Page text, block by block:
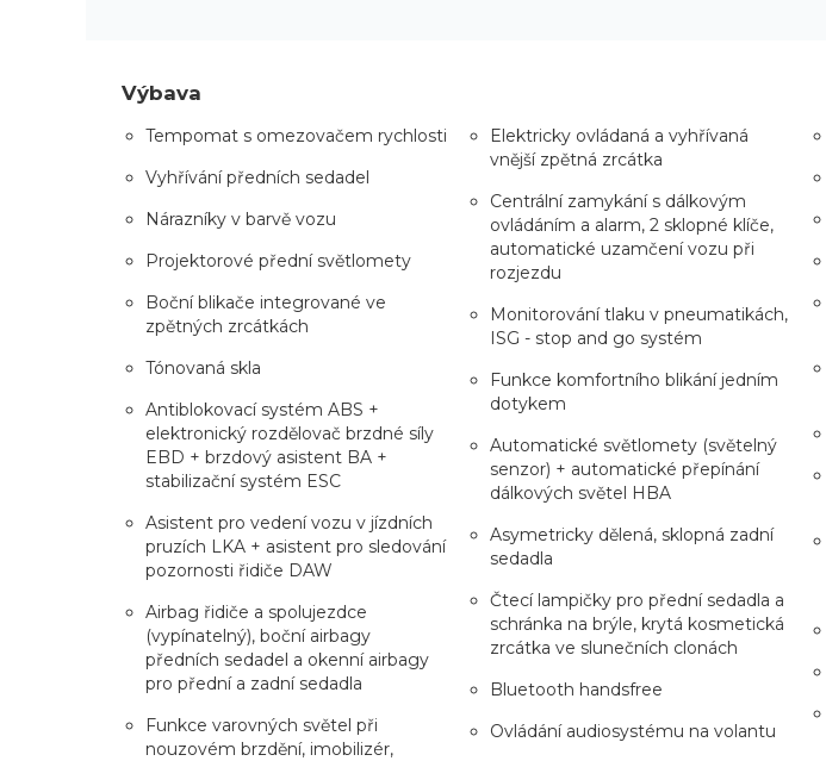
Výbava
Tempomat s omezovačem rychlosti
Vyhřívání předních sedadel
Nárazníky v barvě vozu
Projektorové přední světlomety
Boční blikače integrované ve
zpětných zrcátkách
Tónovaná skla
Antiblokovací systém ABS +
elektronický rozdělovač brzdné síly
EBD + brzdový asistent BA +
stabilizační systém ESC
Asistent pro vedení vozu v jízdních
pruzích LKA + asistent pro sledování
pozornosti řidiče DAW
Airbag řidiče a spolujezdce
(vypínatelný), boční airbagy
předních sedadel a okenní airbagy
pro přední a zadní sedadla
Funkce varovných světel při
nouzovém brzdění, imobilizér,
Elektricky ovládaná a vyhřívaná
vnější zpětná zrcátka
Centrální zamykání s dálkovým
ovládáním a alarm, 2 sklopné klíče,
automatické uzamčení vozu při
rozjezdu
Monitorování tlaku v pneumatikách,
ISG - stop and go systém
Funkce komfortního blikání jedním
dotykem
Automatické světlomety (světelný
senzor) + automatické přepínání
dálkových světel HBA
Asymetricky dělená, sklopná zadní
sedadla
Čtecí lampičky pro přední sedadla a
schránka na brýle, krytá kosmetická
zrcátka ve slunečních clonách
Bluetooth handsfree
Ovládání audiosystému na volantu